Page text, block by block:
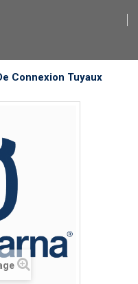
Connexion Tuyaux